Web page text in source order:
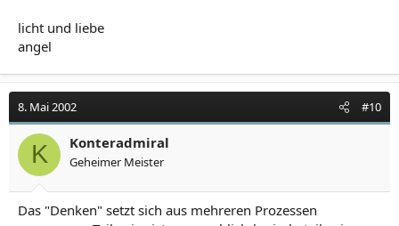
licht und liebe
angel
8. Mai 2002 #10
K Konteradmiral
Geheimer Meister
Das "Denken" setzt sich aus mehreren Prozessen